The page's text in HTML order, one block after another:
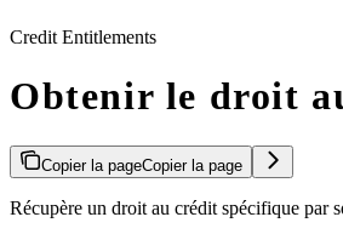
Credit Entitlements
Obtenir le droit
Copier la pageCopier la page
Récupère un droit au crédit spécifique par